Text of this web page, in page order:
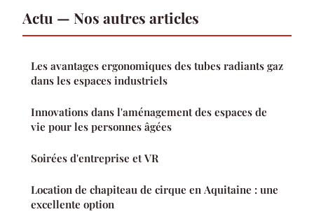
Actu — Nos autres articles
Les avantages ergonomiques des tubes radiants gaz
dans les espaces industriels
Innovations dans l'aménagement des espaces de
vie pour les personnes âgées
Soirées d'entreprise et VR
Location de chapiteau de cirque en Aquitaine : une
excellente option